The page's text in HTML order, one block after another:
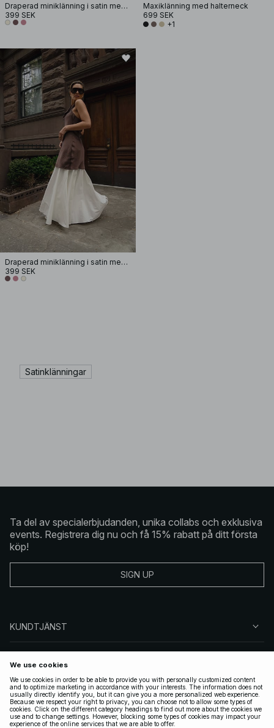
Draperad miniklänning i satin med halterneck
399 SEK
Maxiklänning med halterneck
699 SEK
+1
Draperad miniklänning i satin med halterneck
399 SEK
Satinklänningar
Ta del av specialerbjudanden, unika collabs och exklusiva
events. Registrera dig nu och få 15% rabatt på ditt första
köp!
SIGN UP
KUNDTJÄNST
FÖLJ OSS
JURIDISKT